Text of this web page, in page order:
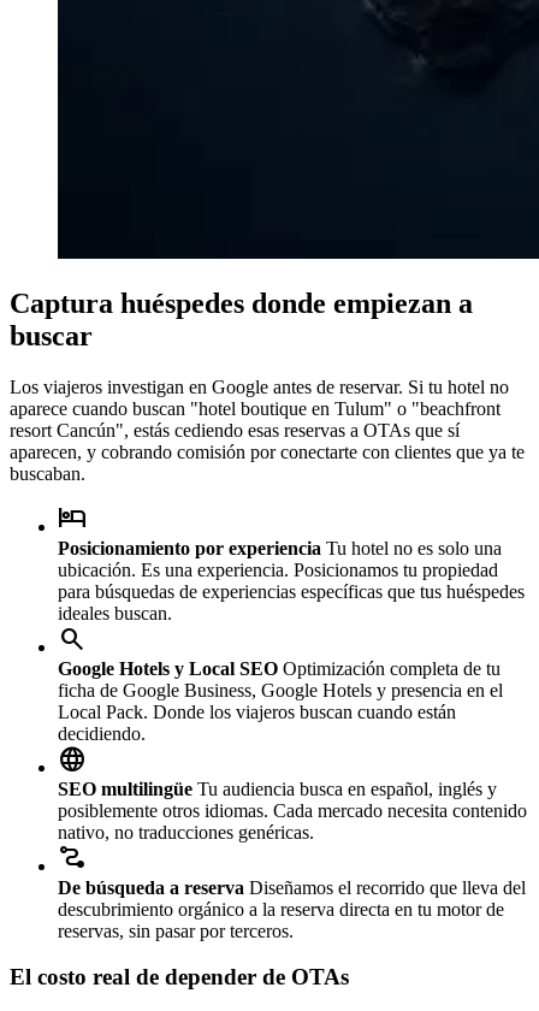
Captura huéspedes donde empiezan a
buscar
Los viajeros investigan en Google antes de reservar. Si tu hotel no
aparece cuando buscan "hotel boutique en Tulum" o "beachfront
resort Cancún", estás cediendo esas reservas a OTAs que sí
aparecen, y cobrando comisión por conectarte con clientes que ya te
buscaban.
hotel
Posicionamiento por experiencia Tu hotel no es solo una
ubicación. Es una experiencia. Posicionamos tu propiedad
para búsquedas de experiencias específicas que tus huéspedes
ideales buscan.
search
Google Hotels y Local SEO Optimización completa de tu
ficha de Google Business, Google Hotels y presencia en el
Local Pack. Donde los viajeros buscan cuando están
decidiendo.
language
SEO multilingüe Tu audiencia busca en español, inglés y
posiblemente otros idiomas. Cada mercado necesita contenido
nativo, no traducciones genéricas.
conversion_path
De búsqueda a reserva Diseñamos el recorrido que lleva del
descubrimiento orgánico a la reserva directa en tu motor de
reservas, sin pasar por terceros.
El costo real de depender de OTAs